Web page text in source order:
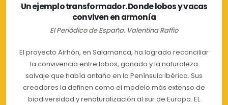
Un ejemplo transformador. Donde lobos y vacas
conviven en armonía
El Periódico de España. Valentina Raffio
El proyecto Airhón, en Salamanca, ha logrado reconciliar
la convivencia entre lobos, ganado y la naturaleza
salvaje que había antaño en la Península Ibérica. Sus
creadores la definen como el modelo más extenso de
biodiversidad y renaturalización al sur de Europa. EL